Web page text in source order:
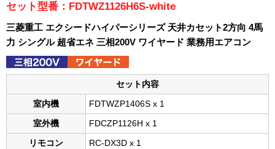
セット型番：FDTWZ1126H6S-white
三菱重工 エクシードハイパーシリーズ 天井カセット2方向 4馬
力 シングル 超省エネ 三相200V ワイヤード 業務用エアコン
セット内容
室内機 FDTWZP1406S x 1
室外機 FDCZP1126H x 1
リモコン RC-DX3D x 1